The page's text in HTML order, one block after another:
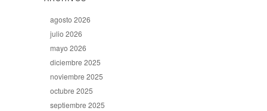
agosto 2026
julio 2026
mayo 2026
diciembre 2025
noviembre 2025
octubre 2025
septiembre 2025